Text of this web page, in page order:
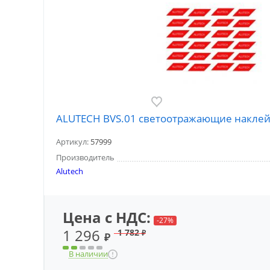
ALUTECH BVS.01 светоотражающие
Артикул: 57999
Производитель
Alutech
Цена с НДС: -27%
1 296₽ 1 782₽
В наличии